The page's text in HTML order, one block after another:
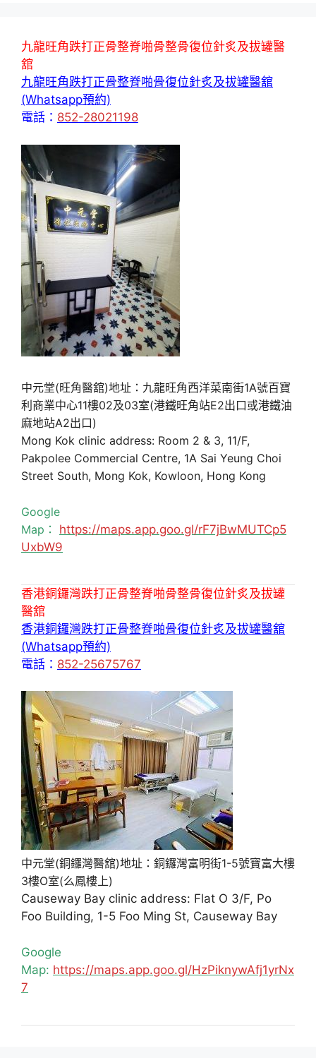
九龍旺角跌打正骨整脊啪骨整骨復位針炙及拔罐醫
舘
九龍旺角跌打正骨整脊啪骨復位針炙及拔罐醫舘
(Whatsapp預約)
電話： 852-28021198
中元堂(旺角醫舘)地址：九龍旺角西洋菜南街1A號百寶
利商業中心11樓02及03室(港鐵旺角站E2出口或港鐵油
麻地站A2出口)
Mong Kok clinic address: Room 2 & 3, 11/F,
Pakpolee Commercial Centre, 1A Sai Yeung Choi
Street South, Mong Kok, Kowloon, Hong Kong
Google
Map： https://maps.app.goo.gl/rF7jBwMUTCp5
UxbW9
香港銅鑼灣跌打正骨整脊啪骨整骨復位針炙及拔罐
醫舘
香港銅鑼灣跌打正骨整脊啪骨復位針炙及拔罐醫舘
(Whatsapp預約)
電話： 852-25675767
中元堂(銅鑼灣醫舘)地址：銅鑼灣富明街1-5號寶富大樓
3樓O室(么鳳樓上)
Causeway Bay clinic address: Flat O 3/F, Po
Foo Building, 1-5 Foo Ming St, Causeway Bay
Google
Map: https://maps.app.goo.gl/HzPiknywAfj1yrNx
7